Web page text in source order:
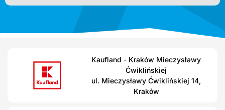
Kaufland - Kraków Mieczysławy
Ćwiklińskiej
ul. Mieczysławy Ćwiklińskiej 14,
Kraków